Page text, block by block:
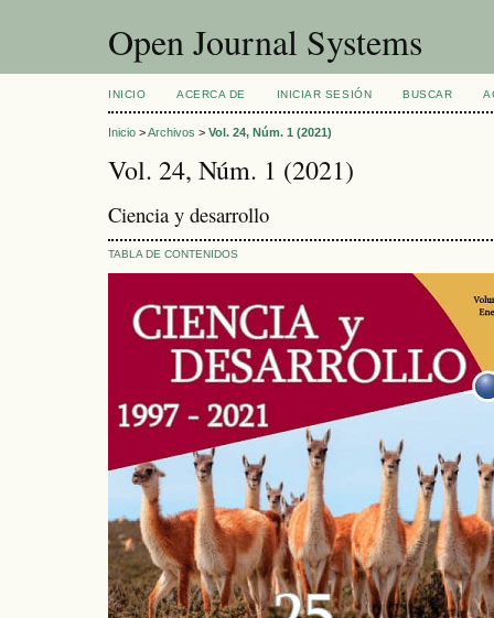
Open Journal Systems
INICIO ACERCA DE INICIAR SESIÓN BUSCAR
Inicio >Archivos > Vol. 24, Núm. 1 (2021)
Vol. 24, Núm. 1 (2021)
Ciencia y desarrollo
TABLA DE CONTENIDOS